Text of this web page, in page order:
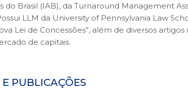
do Brasil (IAB), da Turnaround Management
LLM da University of Pennsylvania Law
Lei de Concessões”, além de diversos
de capitais.
PUBLICAÇÕES